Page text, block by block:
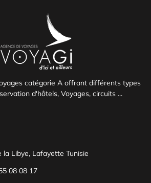
catégorie A offrant différents types
d'hôtels, Voyages, circuits ...
la Libye, Lafayette Tunisie
08 08 17